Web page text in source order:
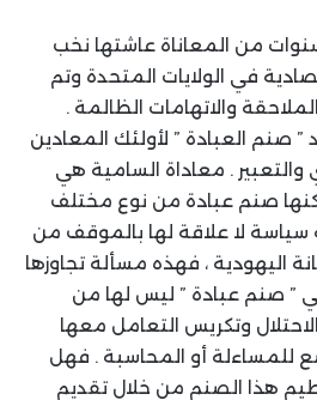
من المعاناة عاشتها نخب
في الولايات المتحدة وتم
والاتهامات الظالمة .
صنم العبادة ” لأولئك المعادين
والتعبير . معاداة السامية هي
صنم عبادة من نوع مختلف
لا علاقة لها بالموقف من
اليهودية ، فهذه مسألة تجاوزها
” صنم عبادة ” ليس لها من
وتكريس التعامل معها
للمساءلة أو المحاسبة . فهل
هذا الصنم من خلال تقديم